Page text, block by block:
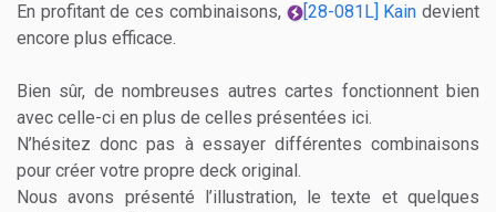
En profitant de ces combinaisons,
[28-081L] Kain devient
encore plus efficace.
Bien sûr, de nombreuses autres cartes fonctionnent bien
avec celle-ci en plus de celles présentées ici.
N’hésitez donc pas à essayer différentes combinaisons
pour créer votre propre deck original.
Nous avons présenté l’illustration, le texte et quelques